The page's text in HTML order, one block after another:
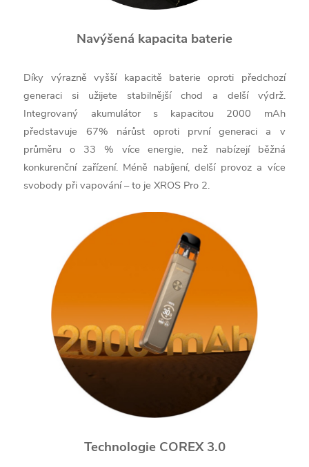
Navýšená kapacita baterie
Díky výrazně vyšší kapacitě baterie oproti předchozí
generaci si užijete stabilnější chod a delší výdrž.
Integrovaný akumulátor s kapacitou 2000 mAh
představuje 67% nárůst oproti první generaci a v
průměru o 33 % více energie, než nabízejí běžná
konkurenční zařízení. Méně nabíjení, delší provoz a více
svobody při vapování – to je XROS Pro 2.
Technologie COREX 3.0